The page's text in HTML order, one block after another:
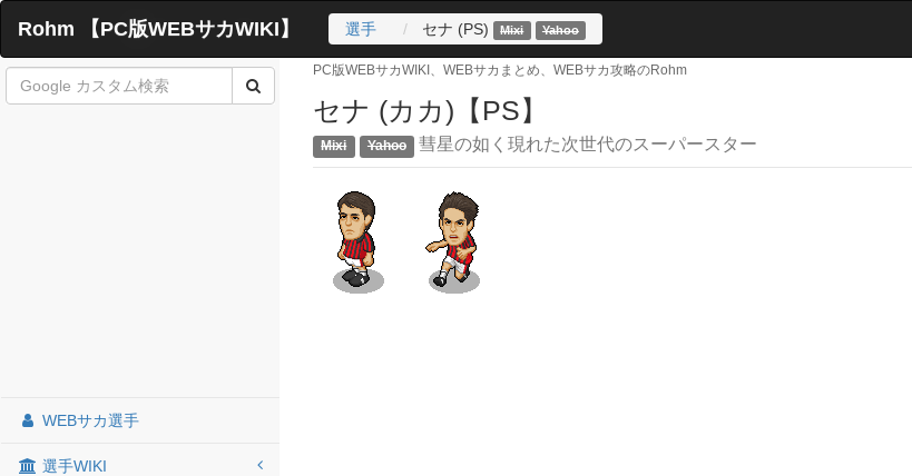
Rohm 【PC版WEBサカWIKI】 選手 セナ (PS)
WEBサカ選手
選手WIKI
PC版WEBサカWIKI、WEBサカまとめ、WEBサカ攻略のRohm
セナ (カカ)【PS】
彗星の如く現れた次世代のスーパースター